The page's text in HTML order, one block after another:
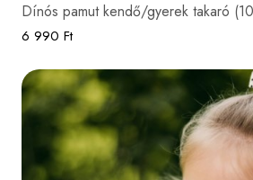
Dínós pamut kendő/gyerek takaró
6 990 Ft